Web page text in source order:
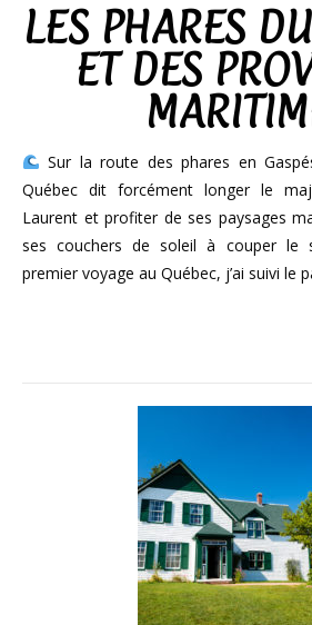
LES PHARES
ET DES
Sur la route des phares en
Québec dit forcément longer le
Laurent et profiter de ses paysages
ses couchers de soleil à couper le
premier voyage au Québec, j’ai suivi le